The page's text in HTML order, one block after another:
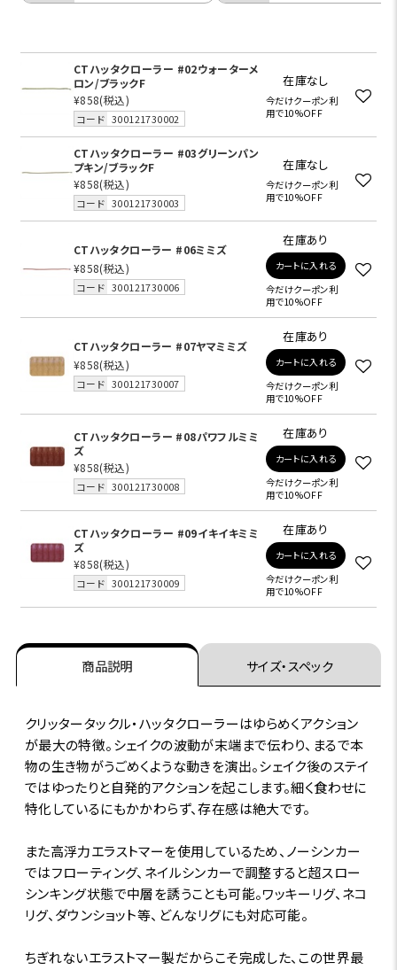
CTハッタクローラー #02ウォーターメ
ロン/ブラックF
¥858(税込)
コード 300121730002
在庫なし
今だけクーポン利
用で10%OFF
CTハッタクローラー #03グリーンパン
プキン/ブラックF
¥858(税込)
コード 300121730003
在庫なし
今だけクーポン利
用で10%OFF
CTハッタクローラー #06ミミズ
¥858(税込)
コード 300121730006
在庫あり
カートに入れる
今だけクーポン利
用で10%OFF
CTハッタクローラー #07ヤマミミズ
¥858(税込)
コード 300121730007
在庫あり
カートに入れる
今だけクーポン利
用で10%OFF
CTハッタクローラー #08パワフルミミ
ズ
¥858(税込)
コード 300121730008
在庫あり
カートに入れる
今だけクーポン利
用で10%OFF
CTハッタクローラー #09イキイキミミ
ズ
¥858(税込)
コード 300121730009
在庫あり
カートに入れる
今だけクーポン利
用で10%OFF
商品説明 サイズ・スペック
クリッタータックル・ハッタクローラーはゆらめくアクション
が最大の特徴。シェイクの波動が末端まで伝わり、まるで本
物の生き物がうごめくような動きを演出。シェイク後のステイ
ではゆったりと自発的アクションを起こします。細く食わせに
特化しているにもかかわらず、存在感は絶大です。
また高浮力エラストマーを使用しているため、ノーシンカー
ではフローティング、ネイルシンカーで調整すると超スロー
シンキング状態で中層を誘うことも可能。ワッキーリグ、ネコ
リグ、ダウンショット等、どんなリグにも対応可能。
ちぎれないエラストマー製だからこそ完成した、この世界最